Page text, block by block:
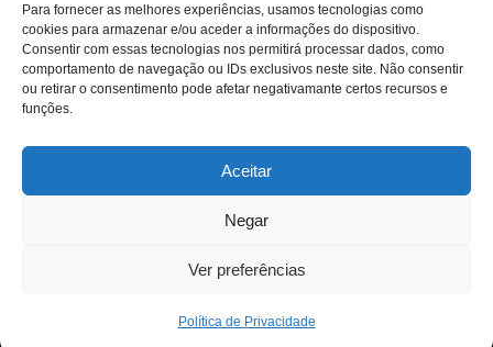
Para fornecer as melhores experiências, usamos tecnologias como
cookies para armazenar e/ou aceder a informações do dispositivo.
Consentir com essas tecnologias nos permitirá processar dados, como
comportamento de navegação ou IDs exclusivos neste site. Não consentir
ou retirar o consentimento pode afetar negativamante certos recursos e
funções.
Aceitar
Negar
Ver preferências
Política de Privacidade
| Criado comWordPress